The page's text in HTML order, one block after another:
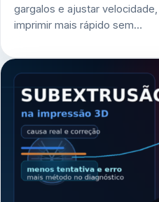
gargalos e ajustar
imprimir mais rápido sem…